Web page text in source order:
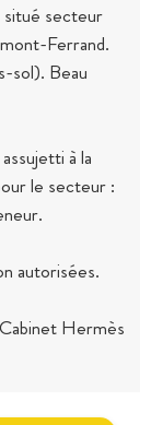
situé secteur
Ferrand.
sol). Beau
à la
le secteur :
autorisées.
Hermès